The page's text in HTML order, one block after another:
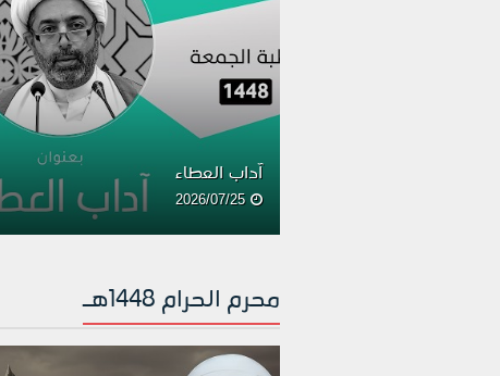
آداب العطاء
2026/07/25
محرم الحرام 1448هـ